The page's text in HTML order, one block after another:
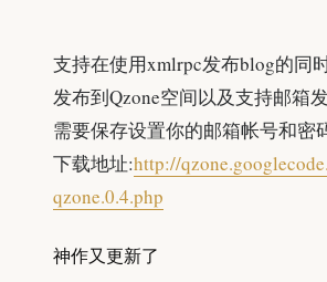
支持在使用xmlrpc发布blog的同
发布到Qzone空间以及支持邮箱发
需要保存设置你的邮箱帐号和密
下载地址:http://
qzone.0.4.php
神作又更新了